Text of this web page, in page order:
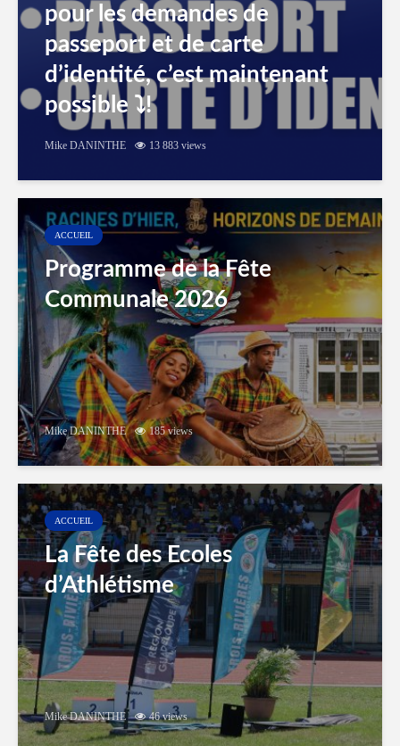
pour les demandes de
passeport et de carte
d’identité, c’est maintenant
possible ⤵️!
Mike DANINTHE 13 883 views
ACCUEIL
Programme de la Fête
Communale 2026
Mike DANINTHE 185 views
ACCUEIL
La Fête des Ecoles
d’Athlétisme
Mike DANINTHE 46 views